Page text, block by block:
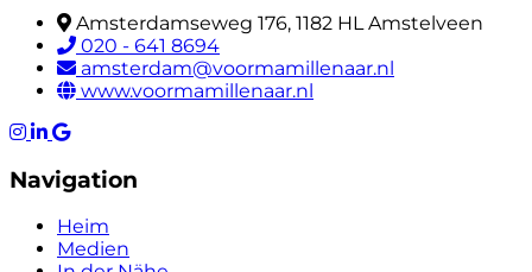
Amsterdamseweg 176, 1182 HL Amstelveen
020 - 641 8694
amsterdam@voormamillenaar.nl
www.voormamillenaar.nl
Navigation
Heim
Medien